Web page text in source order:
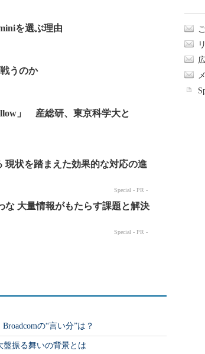
を選ぶ理由
うのか
」 産総研、東京科学大と
の“言い分”は？
盤振る舞いの背景とは